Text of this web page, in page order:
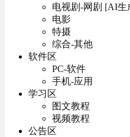
电视剧-网剧 [AI生
电影
特摄
综合-其他
软件区
PC-软件
手机-应用
学习区
图文教程
视频教程
公告区